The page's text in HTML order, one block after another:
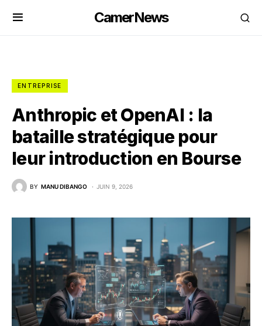
CamerNews
ENTREPRISE
Anthropic et OpenAI : la
bataille stratégique pour
leur introduction en Bourse
BY MANU DIBANGO JUIN 9, 2026